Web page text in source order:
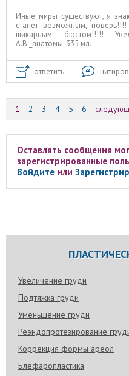
Иные миры существуют, я
станет возможным,
шикарным бюстом!!!!!
А.В._анатомы, 335 мл.
ответить
1 2 3 4 5 6
Оставлять сообщения
зарегистрированные
Войдитеили
Увеличение груди
Подтяжка груди
Уменьшение груди
Реэндопротезирование
Коррекция формы ареол
Блефаропластика